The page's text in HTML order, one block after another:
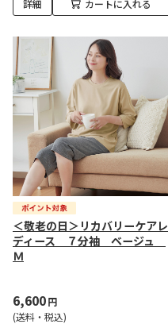
詳細 カートに入れる
＜敬老の日＞リカバリーケアレ
ディース ７分袖 ベージュ
Ｍ
6,600円
(送料・税込)